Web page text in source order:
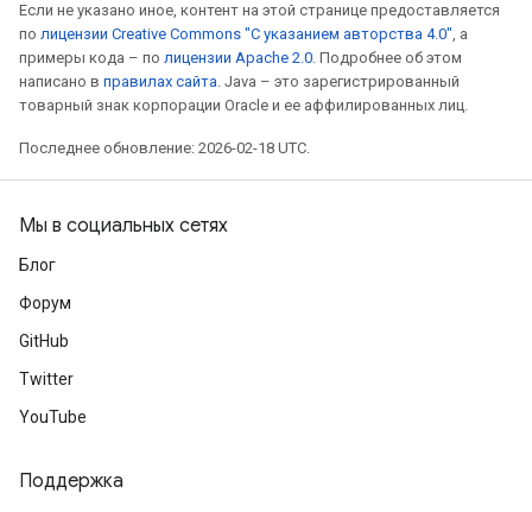
Если не указано иное, контент на этой странице предоставляется
по лицензии Creative Commons "С указанием авторства 4.0", а
примеры кода – по лицензии Apache 2.0. Подробнее об этом
написано в правилах сайта. Java – это зарегистрированный
товарный знак корпорации Oracle и ее аффилированных лиц.
Последнее обновление: 2026-02-18 UTC.
Мы в социальных сетях
Блог
Форум
GitHub
Twitter
YouTube
Поддержка